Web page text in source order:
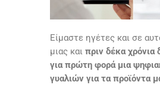
Είμαστε ηγέτες και σε
μιας και πριν δέκα χρόνια
για πρώτη φορά μια
γυαλιών για τα προϊόντα